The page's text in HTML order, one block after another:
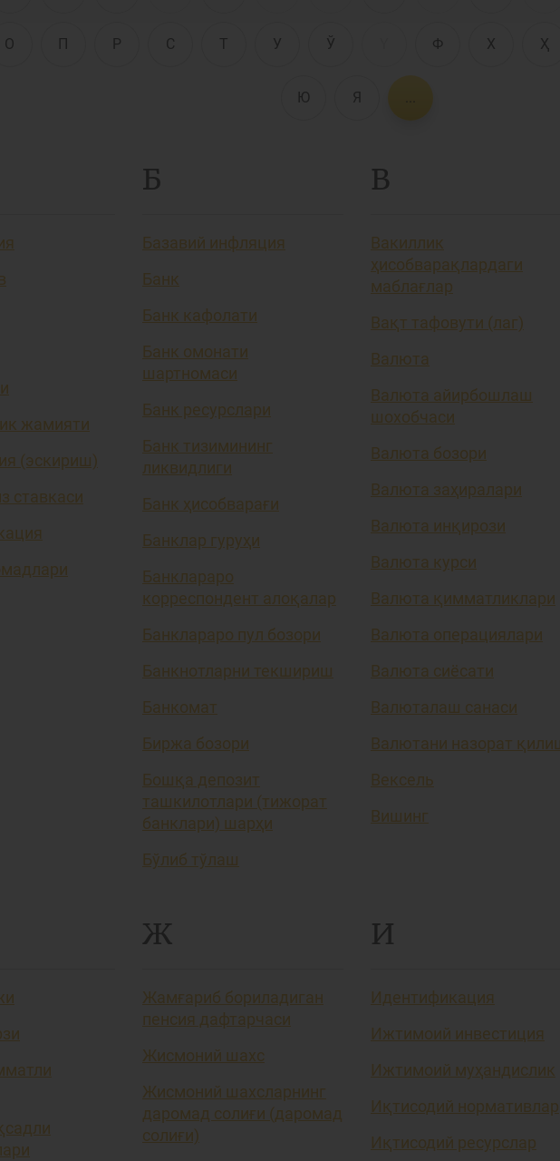
О П Р С Т У Ў Ф Х Ҳ
Ю Я
жамияти
(эскириш)
ставкаси
Б
Базавий инфляция
Банк
Банк кафолати
Банк омонати
шартномаси
Банк ресурслари
Банк тизимининг
ликвидлиги
Банк ҳисобварағи
Банклар гуруҳи
Банклараро
корреспондент алоқалар
Банклараро пул бозори
Банкнотларни текшириш
Банкомат
Биржа бозори
Бошқа депозит
ташкилотлари (тижорат
банклари) шарҳи
Бўлиб тўлаш
В
Вакиллик
ҳисобварақлардаги
маблағлар
Вақт тафовути (лаг)
Валюта
Валюта айирбошлаш
шохобчаси
Валюта бозори
Валюта заҳиралари
Валюта инқирози
Валюта курси
Валюта қимматликлари
Валюта операциялари
Валюта сиёсати
Валюталаш санаси
Валютани назорат
Вексель
Вишинг
Ж
Жамғариб бориладиган
пенсия дафтарчаси
Жисмоний шахс
Жисмоний шахсларнинг
даромад солиғи (даромад
солиғи)
И
Идентификация
Ижтимоий инвестиция
Ижтимоий муҳандислик
Иқтисодий нормативлар
Иқтисодий ресурслар